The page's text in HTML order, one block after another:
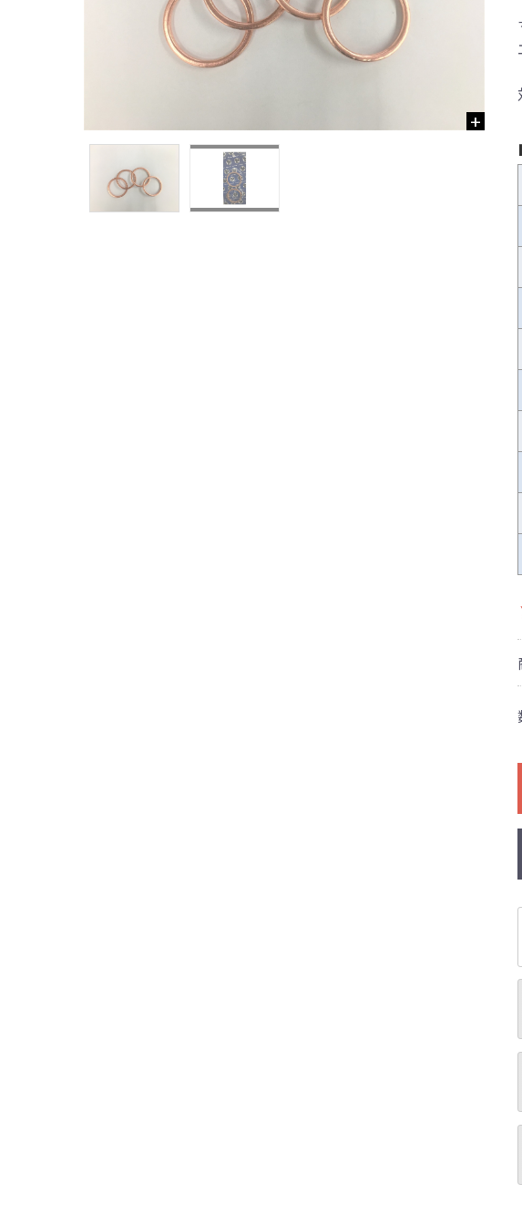
●当HP内では、マフラーの取付け
●レーシングパーツはサーキットに
●国内で開催される全ての競技に対
レースでの使用に際しては、主催
●取り付けについては専門の資格と
基準に基づいた取り付けを行って
なお、取付時、使用時、その他で
品、クレーム等も受付できませ
●商品は、予告無く販売終了する場